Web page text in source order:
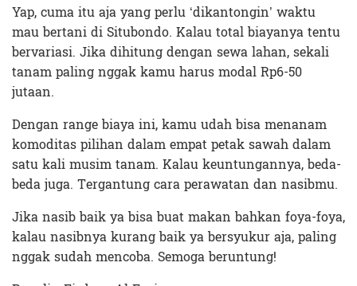
Yap, cuma itu aja yang perlu ‘dikantongin’ waktu
mau bertani di Situbondo. Kalau total biayanya tentu
bervariasi. Jika dihitung dengan sewa lahan, sekali
tanam paling nggak kamu harus modal Rp6-50
jutaan.
Dengan range biaya ini, kamu udah bisa menanam
komoditas pilihan dalam empat petak sawah dalam
satu kali musim tanam. Kalau keuntungannya, beda-
beda juga. Tergantung cara perawatan dan nasibmu.
Jika nasib baik ya bisa buat makan bahkan foya-foya,
kalau nasibnya kurang baik ya bersyukur aja, paling
nggak sudah mencoba. Semoga beruntung!